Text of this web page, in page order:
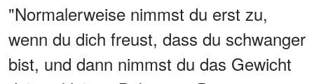
"Normalerweise nimmst du erst zu,
wenn du dich freust, dass du schwanger
bist, und dann nimmst du das Gewicht